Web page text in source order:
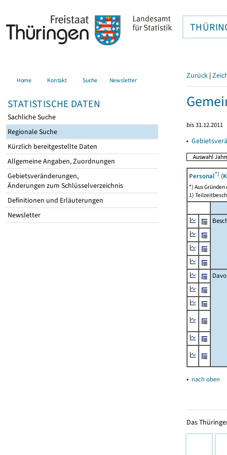
Home Kontakt Suche Newsletter
STATISTISCHE DATEN
Sachliche Suche
Regionale Suche
Kürzlich bereitgestellte Daten
Allgemeine Angaben, Zuordnungen
Gebietsveränderungen,
Änderungen zum Schlüsselverzeichnis
Definitionen und Erläuterungen
Newsletter
Zurück |
bis 31.12.2011
▸
Personal*)
*) Aus
1)
▴ nach oben
Das